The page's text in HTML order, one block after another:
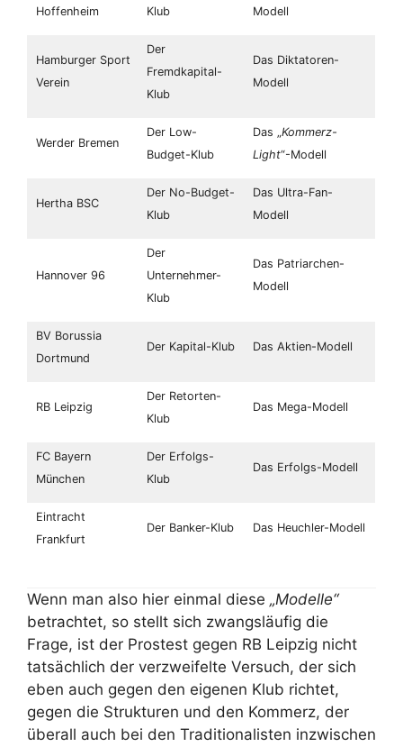
Hoffenheim
Klub
Modell
Hamburger Sport
Verein
Der
Fremdkapital-
Klub
Das Diktatoren-
Modell
Werder Bremen
Der Low-
Budget-Klub
Das „Kommerz-
Light“-Modell
Hertha BSC
Der No-Budget-
Klub
Das Ultra-Fan-
Modell
Hannover 96
Der
Unternehmer-
Klub
Das Patriarchen-
Modell
BV Borussia
Dortmund
Der Kapital-Klub Das Aktien-Modell
RB Leipzig
Der Retorten-
Klub
Das Mega-Modell
FC Bayern
München
Der Erfolgs-
Klub
Das Erfolgs-Modell
Eintracht
Frankfurt
Der Banker-Klub Das Heuchler-Modell
Wenn man also hier einmal diese „Modelle“
betrachtet, so stellt sich zwangsläufig die
Frage, ist der Prostest gegen RB Leipzig nicht
tatsächlich der verzweifelte Versuch, der sich
eben auch gegen den eigenen Klub richtet,
gegen die Strukturen und den Kommerz, der
überall auch bei den Traditionalisten inzwischen